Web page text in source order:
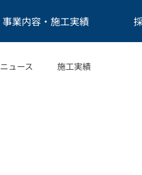
事業内容・施工実績
ニュース 施工実績